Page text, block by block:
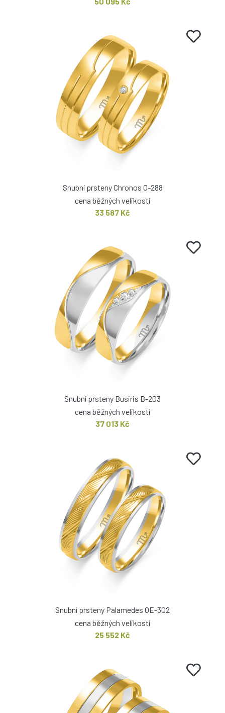
Snubní prsteny Chronos O-288
cena běžných velikostí
33 587 Kč
Snubní prsteny Busiris B-203
cena běžných velikostí
37 013 Kč
Snubní prsteny Palamedes OE-302
cena běžných velikostí
25 552 Kč